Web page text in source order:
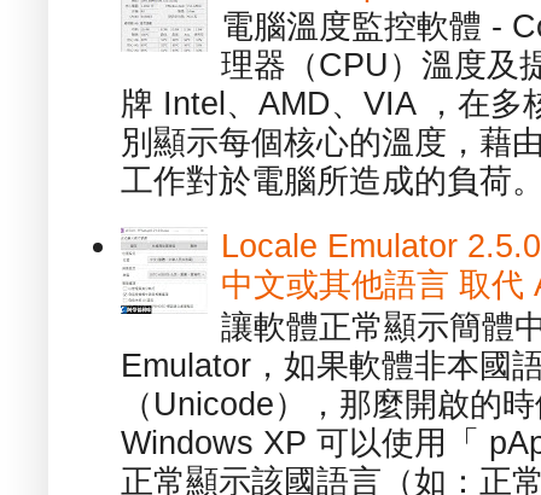
電腦溫度監控軟體 -
理器（CPU）溫度及
牌 Intel、AMD、VIA ，在多
別顯示每個核心的溫度，藉
工作對於電腦所造成的負荷
Locale Emulator
中文或其他語言 取代
讓軟體正常顯示簡體
Emulator，如果軟體非本國
（Unicode），那麼開啟的
Windows XP 可以使用「
正常顯示該國語言（如：正